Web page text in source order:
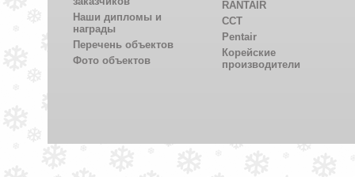
Наши дипломы и
награды
Перечень объектов
Фото объектов
RANTAIR
CCT
Pentair
Корейские
производители